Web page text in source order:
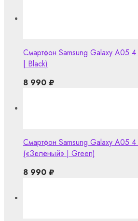
Смартфон Samsung Galaxy A05
| Black)
8 990 ₽
Смартфон Samsung Galaxy A05
(«Зелёный» | Green)
8 990 ₽